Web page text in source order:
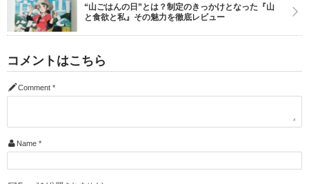
“山ごはんの日”とは？制定のきっかけとなった『山
と食欲と私』その魅力を徹底レビュー
コメントはこちら
Comment *
Name *